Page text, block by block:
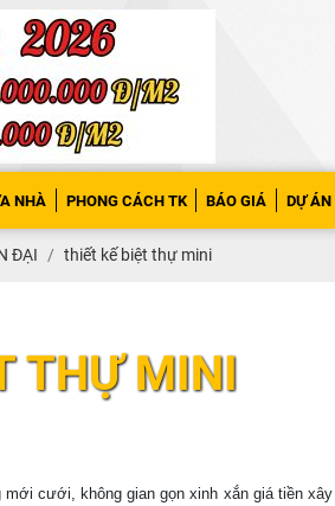
NHÀ PHONG CÁCH TK BÁO GIÁ DỰ ÁN
ĐẠI thiết kế biệt thự mini
THỰ MINI
cưới, không gian gọn xinh xắn giá tiền